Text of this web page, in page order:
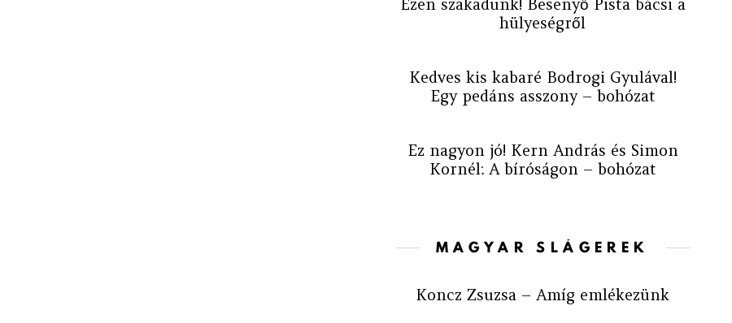
Ezen szakadunk! Besenyő Pista bácsi a
hülyeségről
Kedves kis kabaré Bodrogi Gyulával!
Egy pedáns asszony – bohózat
Ez nagyon jó! Kern András és Simon
Kornél: A bíróságon – bohózat
MAGYAR SLÁGEREK
Koncz Zsuzsa – Amíg emlékezünk